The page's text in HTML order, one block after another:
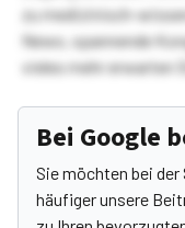
zu medizinisch-
News, spannende
vieles mehr erwarten
Bei Google
Sie möchten bei
häufiger unsere